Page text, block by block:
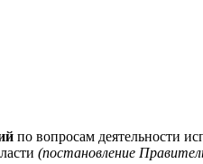
по вопросам деятельности
(постановление